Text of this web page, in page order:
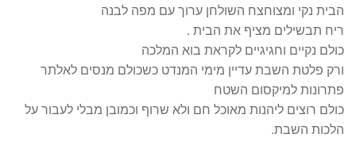
הבית נקי ומצוחצח השולחן ערוך עם מפה לבנה
ריח תבשילים מציף את הבית .
כולם נקיים וחגיגיים לקראת בוא המלכה
ורק פלטת השבת עדיין מימי המנדט כשכולם מנסים לאלתר
פתרונות למיקסום השטח
כולם רוצים ליהנות מאוכל חם ולא שרוף וכמובן מבלי לעבור על
הלכות השבת.